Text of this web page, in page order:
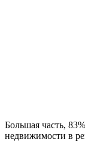
Большая часть,
недвижимости в